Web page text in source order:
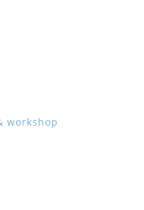
workshop